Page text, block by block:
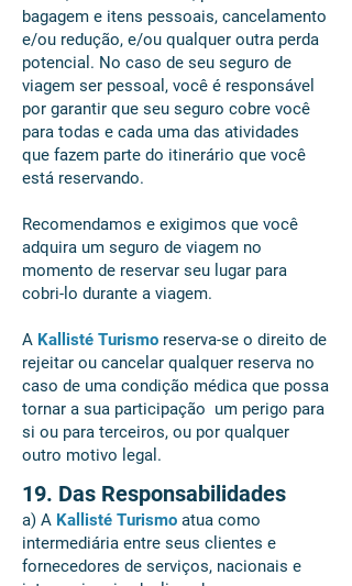
bagagem e itens pessoais, cancelamento
e/ou redução, e/ou qualquer outra perda
potencial. No caso de seu seguro de
viagem ser pessoal, você é responsável
por garantir que seu seguro cobre você
para todas e cada uma das atividades
que fazem parte do itinerário que você
está reservando.
Recomendamos e exigimos que você
adquira um seguro de viagem no
momento de reservar seu lugar para
cobri-lo durante a viagem.
A Kallisté Turismo reserva-se o direito de
rejeitar ou cancelar qualquer reserva no
caso de uma condição médica que possa
tornar a sua participação um perigo para
si ou para terceiros, ou por qualquer
outro motivo legal.
19. Das Responsabilidades
a) A Kallisté Turismo atua como
intermediária entre seus clientes e
fornecedores de serviços, nacionais e